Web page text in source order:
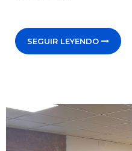
SEGUIR LEYENDO